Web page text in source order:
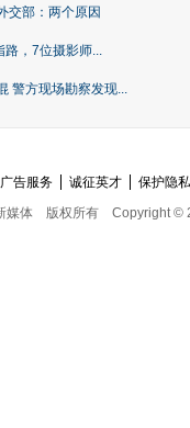
交部：两个原因
路，7位摄影师...
警方现场勘察发现...
广告服务 诚征英才
保护隐
媒体
版权所有 Copyright ©